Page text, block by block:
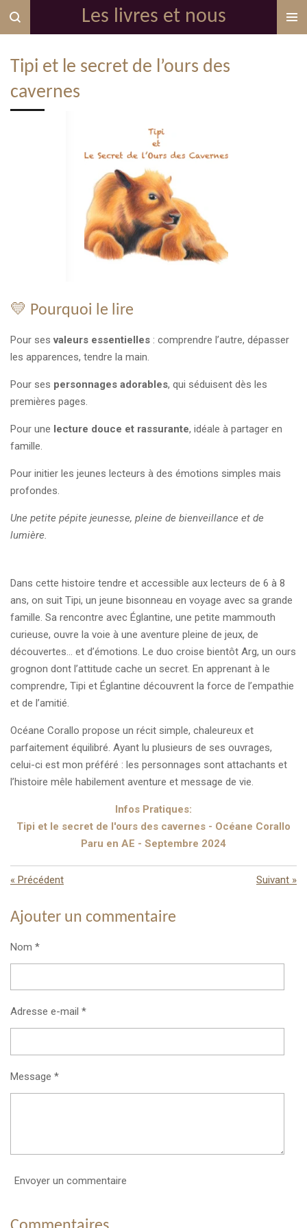
Passer
au
principal
Les livres et nous
Tipi et le secret de l’ours des
cavernes
💛 Pourquoi le lire
Pour sesvaleurs essentielles : comprendre l’autre, dépasser
les apparences, tendre la main.
Pour ses personnages adorables, qui séduisent dès les
premières pages.
Pour une lecture douce et rassurante, idéale à partager en
famille.
Pour initier les jeunes lecteurs à des émotions simples mais
profondes.
Une petite pépite jeunesse, pleine de bienveillance et de
lumière.
Dans cette histoire tendre et accessible aux lecteurs de 6 à 8
ans, on suit Tipi, un jeune bisonneau en voyage avec sa grande
famille. Sa rencontre avec Églantine, une petite mammouth
curieuse, ouvre la voie à une aventure pleine de jeux, de
découvertes… et d’émotions. Le duo croise bientôt Arg, un ours
grognon dont l’attitude cache un secret. En apprenant à le
comprendre, Tipi et Églantine découvrent la force de l’empathie
et de l’amitié.
Océane Corallo propose un récit simple, chaleureux et
parfaitement équilibré. Ayant lu plusieurs de ses ouvrages,
celui-ci est mon préféré : les personnages sont attachants et
l’histoire mêle habilement aventure et message de vie.
Infos Pratiques:
Tipi et le secret de l'ours des cavernes - Océane Corallo
Paru en AE - Septembre 2024
« Précédent Suivant »
Ajouter un commentaire
Nom *
Adresse e-mail *
Message *
Envoyer un commentaire